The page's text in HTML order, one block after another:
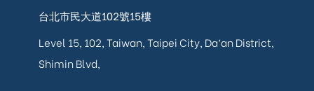
台北市民大道102號15樓
Level 15, 102, Taiwan, Taipei City, Da’an District,
Shimin Blvd,